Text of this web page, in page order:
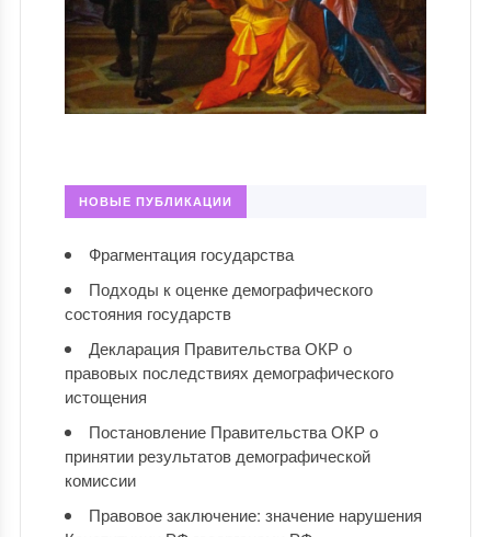
НОВЫЕ ПУБЛИКАЦИИ
Фрагментация государства
Подходы к оценке демографического
состояния государств
Декларация Правительства ОКР о
правовых последствиях демографического
истощения
Постановление Правительства ОКР о
принятии результатов демографической
комиссии
Правовое заключение: значение нарушения